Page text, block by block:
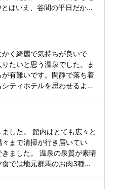
はいえ、谷間の平日だから
しばらく入り、少し体を冷や
水風呂に入り、露天風呂前
へ。もう一周しようかとも
で、もう一度体を涼めた
。合計約30分。私にしては
はフロント周辺のみであっ
高級感、清潔感があると感
く綺麗で気持ちが良いで
たいと思う温泉でした。ま
有難いです。閑静で落ち着
ティホテルを思わせるよう
撮れないのが残念。お風呂
グランピングできる方へ行
せてくれます。大人こそ非
す。また、女将さんを初め
ピタリティが素晴らしく、
の方が笑顔でご挨拶してく
ても広々と
まで清掃が行き届いてい
の泉質が素晴
では地元群馬のお肉3種
じられるお食事で、とても